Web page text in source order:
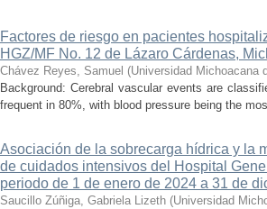
Factores de riesgo en pacientes
HGZ/MF No. 12 de Lázaro Cárdenas,
Chávez Reyes, Samuel (Universidad Michoacana
Background: Cerebral vascular events are
frequent in 80%, with blood pressure being the
Asociación de la sobrecarga hídrica y la
de cuidados intensivos del Hospital
periodo de 1 de enero de 2024 a 31 de
Saucillo Zúñiga, Gabriela Lizeth (Universidad